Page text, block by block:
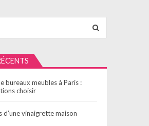
bureaux meubles à Paris :
choisir
d’une vinaigrette maison